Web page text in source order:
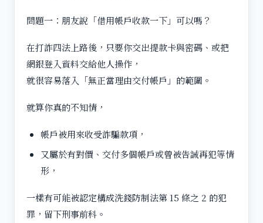
問題一：朋友說「借用帳戶收款一下」可以嗎？
在打詐四法上路後，只要你交出提款卡與密碼、或把
網銀登入資料交給他人操作，
就很容易落入「無正當理由交付帳戶」的範圍。
就算你真的不知情，
帳戶被用來收受詐騙款項，
又屬於有對價、交付多個帳戶或曾被告誡再犯等情
形，
一樣有可能被認定構成洗錢防制法第 15 條之 2 的犯
罪，留下刑事前科。